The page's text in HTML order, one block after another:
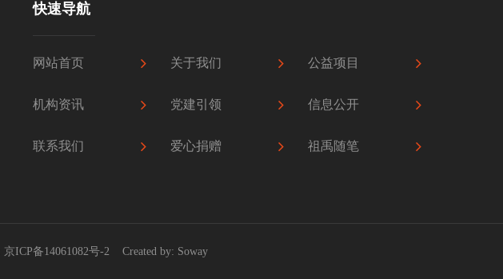
快速导航
网站首页 关于我们 公益项目
机构资讯 党建引领 信息公开
联系我们 爱心捐赠 祖禹随笔
京ICP备14061082号-2 Created by: Soway